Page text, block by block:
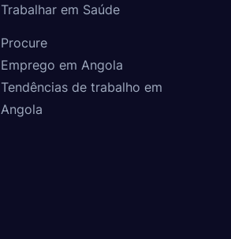
Trabalhar em Saúde
Procure
Emprego em Angola
Tendências de trabalho em
Angola